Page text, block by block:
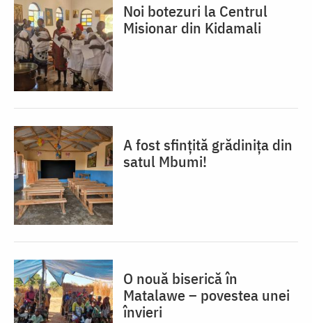
Noi botezuri la Centrul
Misionar din Kidamali
A fost sfințită grădinița din
satul Mbumi!
O nouă biserică în
Matalawe – povestea unei
învieri